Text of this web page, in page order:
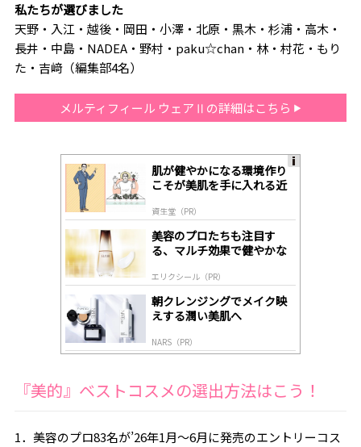
私たちが選びました
天野・入江・越後・岡田・小澤・北原・黒木・杉浦・高木・
長井・中島・NADEA・野村・paku☆chan・林・村花・もり
た・吉﨑（編集部4名）
メルティフィール ウェアⅡの詳細はこちら
肌が健やかになる環境作り
こそが美肌を手に入れる近
資生堂（PR）
美容のプロたちも注目す
る、マルチ効果で健やかな
エリクシール（PR）
朝クレンジングでメイク映
えする潤い美肌へ
NARS（PR）
『美的』ベストコスメの選出方法はこう！
1．美容のプロ83名が’26年1月～6月に発売のエントリーコス